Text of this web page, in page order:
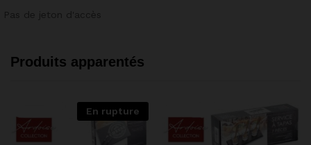
Produits apparentés
En rupture